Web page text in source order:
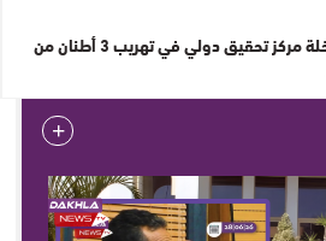
ميناء الداخلة مركز تحقيق دولي في تهريب 3 أطنان من